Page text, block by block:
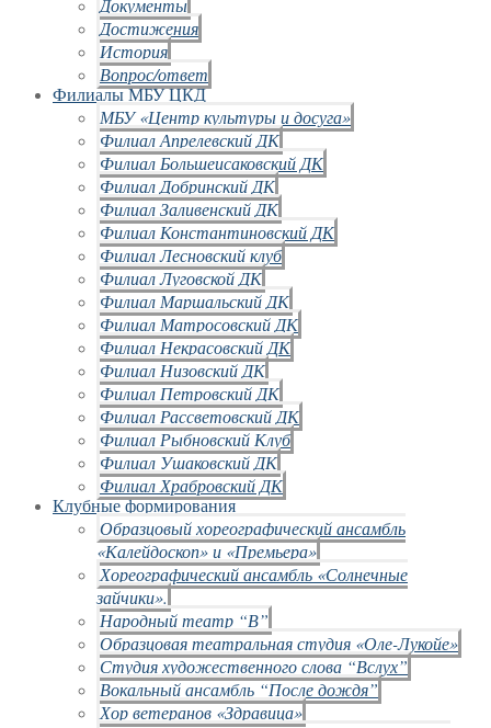
Документы
Достижения
История
Вопрос/ответ
Филиалы МБУ ЦКД
МБУ «Центр культуры и досуга»
Филиал Апрелевский ДК
Филиал Большеисаковский ДК
Филиал Добринский ДК
Филиал Заливенский ДК
Филиал Константиновский ДК
Филиал Лесновский клуб
Филиал Луговской ДК
Филиал Маршальский ДК
Филиал Матросовский ДК
Филиал Некрасовский ДК
Филиал Низовский ДК
Филиал Петровский ДК
Филиал Рассветовский ДК
Филиал Рыбновский Клуб
Филиал Ушаковский ДК
Филиал Храбровский ДК
Клубные формирования
Образцовый хореографический ансамбль
«Калейдоскоп» и «Премьера»
Хореографический ансамбль «Солнечные
зайчики».
Народный театр “В”
Образцовая театральная студия «Оле-Лукойе»
Студия художественного слова “Вслух”
Вокальный ансамбль “После дождя”
Хор ветеранов «Здравица»